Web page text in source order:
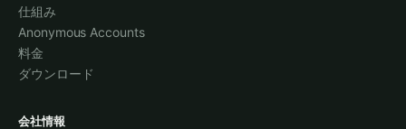
仕組み
Anonymous Accounts
料金
ダウンロード
会社情報